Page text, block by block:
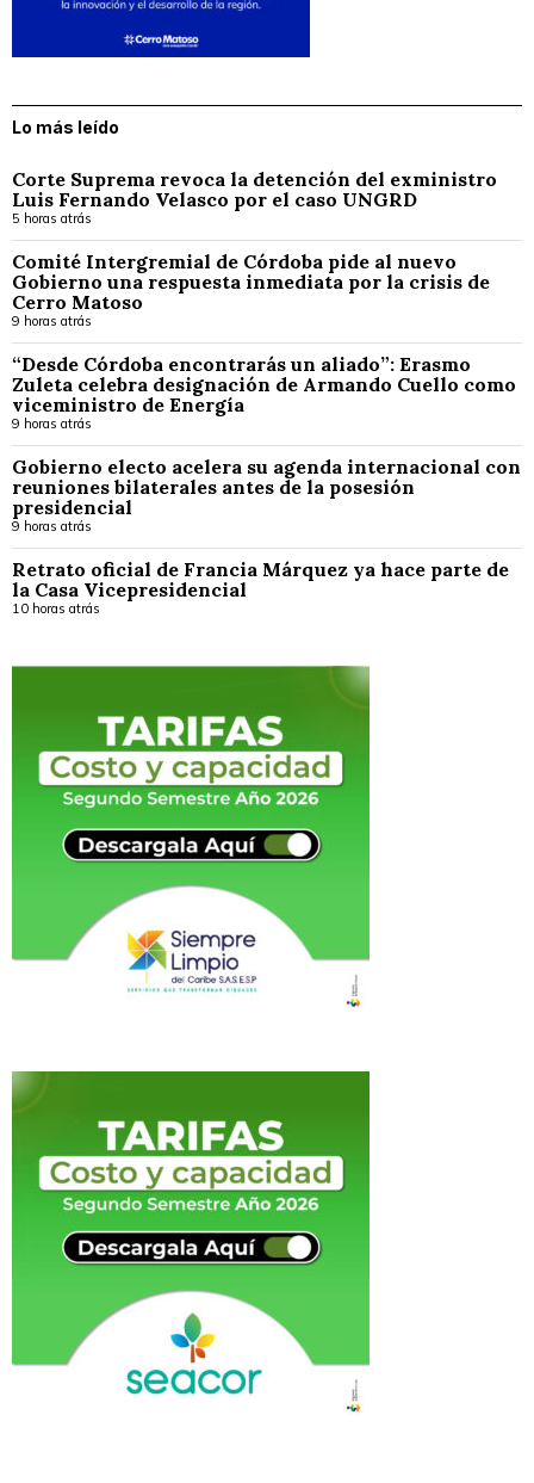
Lo más leído
Corte Suprema revoca la detención del exministro
Luis Fernando Velasco por el caso UNGRD
5 horas atrás
Comité Intergremial de Córdoba pide al nuevo
Gobierno una respuesta inmediata por la crisis de
Cerro Matoso
9 horas atrás
“Desde Córdoba encontrarás un aliado”: Erasmo
Zuleta celebra designación de Armando Cuello como
viceministro de Energía
9 horas atrás
Gobierno electo acelera su agenda internacional con
reuniones bilaterales antes de la posesión
presidencial
9 horas atrás
Retrato oficial de Francia Márquez ya hace parte de
la Casa Vicepresidencial
10 horas atrás